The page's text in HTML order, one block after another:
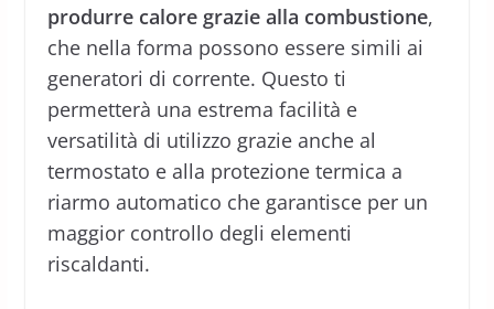
produrre calore grazie alla combustione,
che nella forma possono essere simili ai
generatori di corrente. Questo ti
permetterà una estrema facilità e
versatilità di utilizzo grazie anche al
termostato e alla protezione termica a
riarmo automatico che garantisce per un
maggior controllo degli elementi
riscaldanti.